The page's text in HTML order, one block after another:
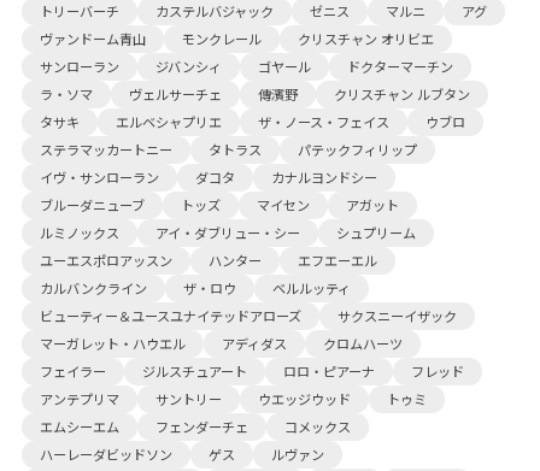
トリーバーチ
カステルバジャック ゼニス マルニ
アグ
ヴァンドーム青山
モンクレール
クリスチャン オリビエ
サンローラン
ジバンシィ ゴヤール
ドクターマーチン
ラ・ソマ
ヴェルサーチェ 傳濱野
クリスチャン ルブタン
タサキ
エルベシャプリエ ザ・ノース・フェイス
ウブロ
ステラマッカートニー
タトラス
パテックフィリップ
イヴ・サンローラン
ダコタ
カナルヨンドシー
ブルーダニューブ
トッズ マイセン
アガット
ルミノックス
アイ・ダブリュー・シー
シュプリーム
ユーエスポロアッスン
ハンター
エフエーエル
カルバンクライン
ザ・ロウ
ベルルッティ
ビューティー＆ユースユナイテッドアローズ
サクスニーイザック
マーガレット・ハウエル
アディダス
クロムハーツ
フェイラー
ジルスチュアート ロロ・ピアーナ
フレッド
アンテプリマ
サントリー ウエッジウッド
トゥミ
エムシーエム
フェンダーチェ
コメックス
ハーレーダビッドソン
ゲス
ルヴァン